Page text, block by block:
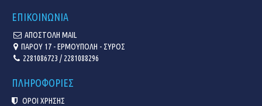
ΕΠΙΚΟΙΝΩΝΙΑ
ΑΠΟΣΤΟΛΗ MAIL
ΠΑΡΟΥ 17 - ΕΡΜΟΥΠΟΛΗ - ΣΥΡΟΣ
2281086723 / 2281088296
ΠΛΗΡΟΦΟΡΙΕΣ
ΟΡΟΙ ΧΡΗΣΗΣ